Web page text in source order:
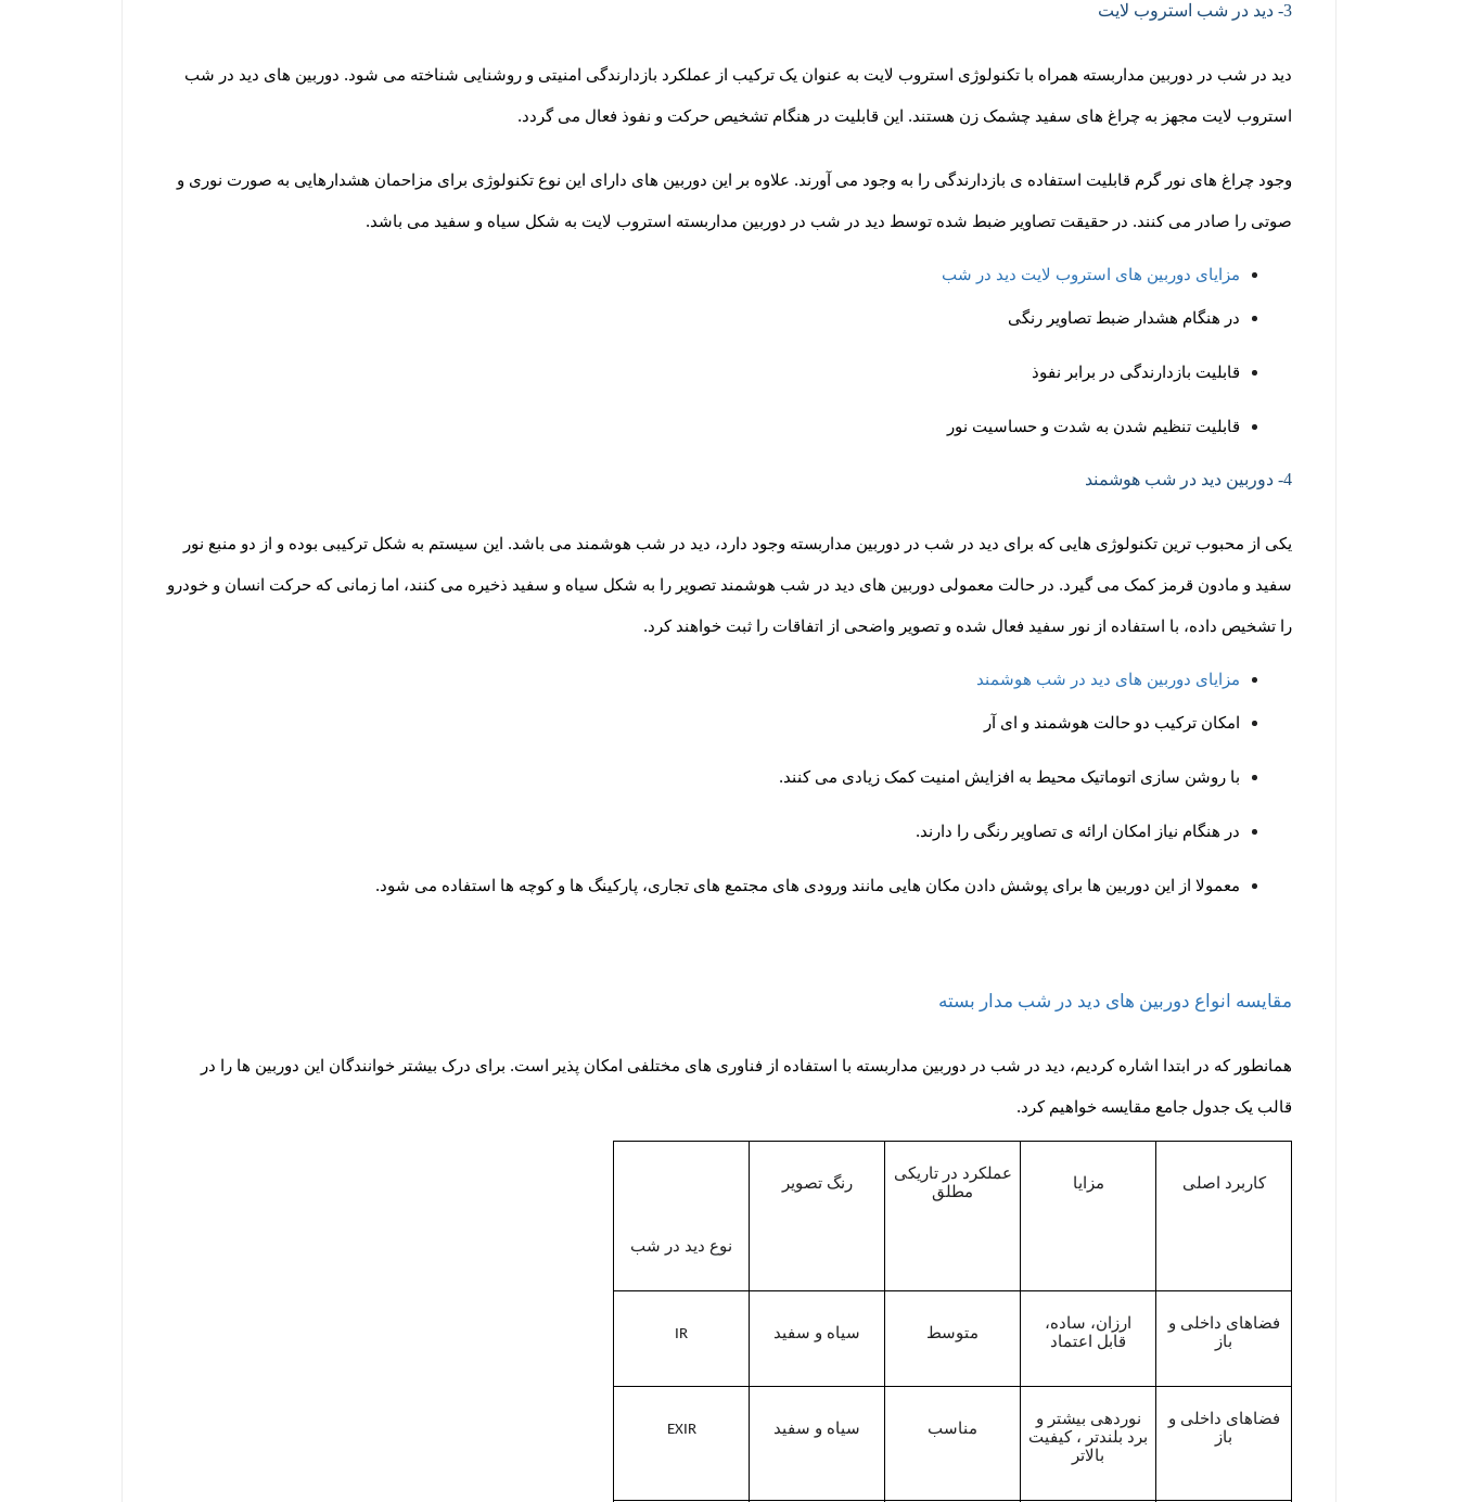
3- دید در شب استروب لایت
دید در شب در دوربین مداربسته همراه با تکنولوژی استروب لایت به عنوان یک ترکیب از عملکرد بازدارندگی امنیتی و روشنایی شناخته می شود. دوربین های دید در شب
استروب لایت مجهز به چراغ های سفید چشمک زن هستند. این قابلیت در هنگام تشخیص حرکت و نفوذ فعال می گردد.
وجود چراغ های نور گرم قابلیت استفاده ی بازدارندگی را به وجود می آورند. علاوه بر این دوربین های دارای این نوع تکنولوژی برای مزاحمان هشدارهایی به صورت نوری و
صوتی را صادر می کنند. در حقیقت تصاویر ضبط شده توسط دید در شب در دوربین مداربسته استروب لایت به شکل سیاه و سفید می باشد.
مزایای دوربین های استروب لایت دید در شب
در هنگام هشدار ضبط تصاویر رنگی
قابلیت بازدارندگی در برابر نفوذ
قابلیت تنظیم شدن به شدت و حساسیت نور
4- دوربین دید در شب هوشمند
یکی از محبوب ترین تکنولوژی هایی که برای دید در شب در دوربین مداربسته وجود دارد، دید در شب هوشمند می باشد. این سیستم به شکل ترکیبی بوده و از دو منبع نور
سفید و مادون قرمز کمک می گیرد. در حالت معمولی دوربین های دید در شب هوشمند تصویر را به شکل سیاه و سفید ذخیره می کنند، اما زمانی که حرکت انسان و خودرو
را تشخیص داده، با استفاده از نور سفید فعال شده و تصویر واضحی از اتفاقات را ثبت خواهند کرد.
مزایای دوربین های دید در شب هوشمند
امکان ترکیب دو حالت هوشمند و ای آر
با روشن سازی اتوماتیک محیط به افزایش امنیت کمک زیادی می کنند.
در هنگام نیاز امکان ارائه ی تصاویر رنگی را دارند.
معمولا از این دوربین ها برای پوشش دادن مکان هایی مانند ورودی های مجتمع های تجاری، پارکینگ ها و کوچه ها استفاده می شود.
مقایسه انواع دوربین های دید در شب مدار بسته
همانطور که در ابتدا اشاره کردیم، دید در شب در دوربین مداربسته با استفاده از فناوری های مختلفی امکان پذیر است. برای درک بیشتر خوانندگان این دوربین ها را در
قالب یک جدول جامع مقایسه خواهیم کرد.
کاربرد اصلی مزایا
عملکرد در تاریکی
مطلق
رنگ تصویر
نوع دید در شب
فضا‌های داخلی و
باز
ارزان، ساده،
قابل اعتماد
متوسط سیاه و سفید IR
فضا‌های داخلی و
باز
نوردهی بیشتر و
برد بلندتر ، کیفیت
بالاتر
مناسب سیاه و سفید EXIR